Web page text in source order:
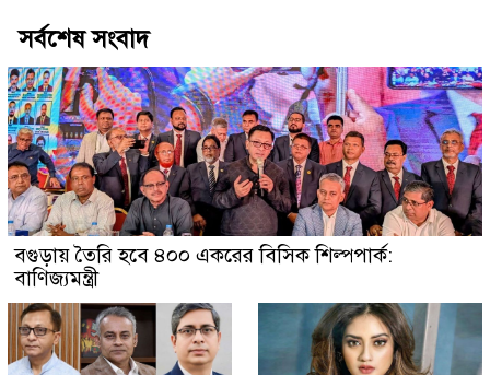
সর্বশেষ সংবাদ
বগুড়ায় তৈরি হবে ৪০০ একরের বিসিক শিল্পপার্ক:
বাণিজ্যমন্ত্রী